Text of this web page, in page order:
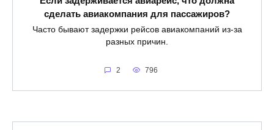
сделать авиакомпания для пассажиров?
Часто бывают задержки рейсов авиакомпаний из-за
разных причин.
2 796